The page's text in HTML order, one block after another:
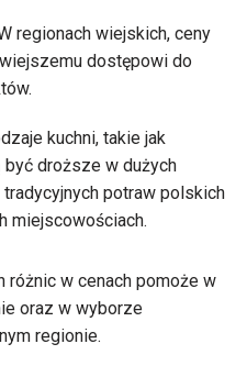
regionach wiejskich, ceny
dostępowi do
kuchni, takie jak
droższe w dużych
potraw polskich
miejscowościach.
różnic w cenach pomoże w
oraz w wyborze
regionie.